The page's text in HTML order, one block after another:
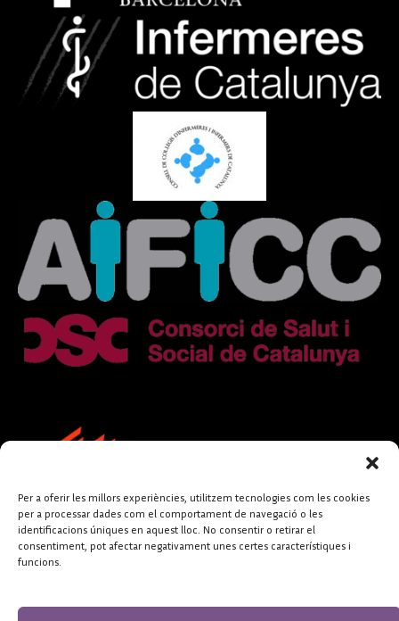
Per a oferir les millors experiències, utilitzem tecnologies com les cookies
per a processar dades com el comportament de navegació o les
identificacions úniques en aquest lloc. No consentir o retirar el
consentiment, pot afectar negativament unes certes característiques i
funcions.
FUNDACIÓ